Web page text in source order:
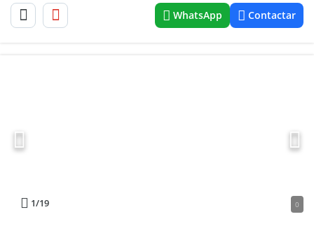
WhatsApp Contactar
1/19 0